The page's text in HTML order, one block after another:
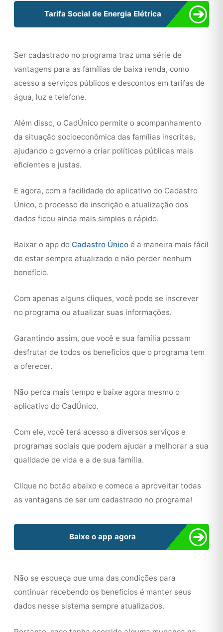
Tarifa Social de Energia Elétrica ➔
Ser cadastrado no programa traz uma série de
vantagens para as famílias de baixa renda, como
acesso a serviços públicos e descontos em tarifas de
água, luz e telefone.
Além disso, o CadÚnico permite o acompanhamento
da situação socioeconômica das famílias inscritas,
ajudando o governo a criar políticas públicas mais
eficientes e justas.
E agora, com a facilidade do aplicativo do Cadastro
Único, o processo de inscrição e atualização dos
dados ficou ainda mais simples e rápido.
Baixar o app do Cadastro Único é a maneira mais fácil
de estar sempre atualizado e não perder nenhum
benefício.
Com apenas alguns cliques, você pode se inscrever
no programa ou atualizar suas informações.
Garantindo assim, que você e sua família possam
desfrutar de todos os benefícios que o programa tem
a oferecer.
Não perca mais tempo e baixe agora mesmo o
aplicativo do CadÚnico.
Com ele, você terá acesso a diversos serviços e
programas sociais que podem ajudar a melhorar a sua
qualidade de vida e a de sua família.
Clique no botão abaixo e comece a aproveitar todas
as vantagens de ser um cadastrado no programa!
Baixe o app agora ➔
Não se esqueça que uma das condições para
continuar recebendo os benefícios é manter seus
dados nesse sistema sempre atualizados.